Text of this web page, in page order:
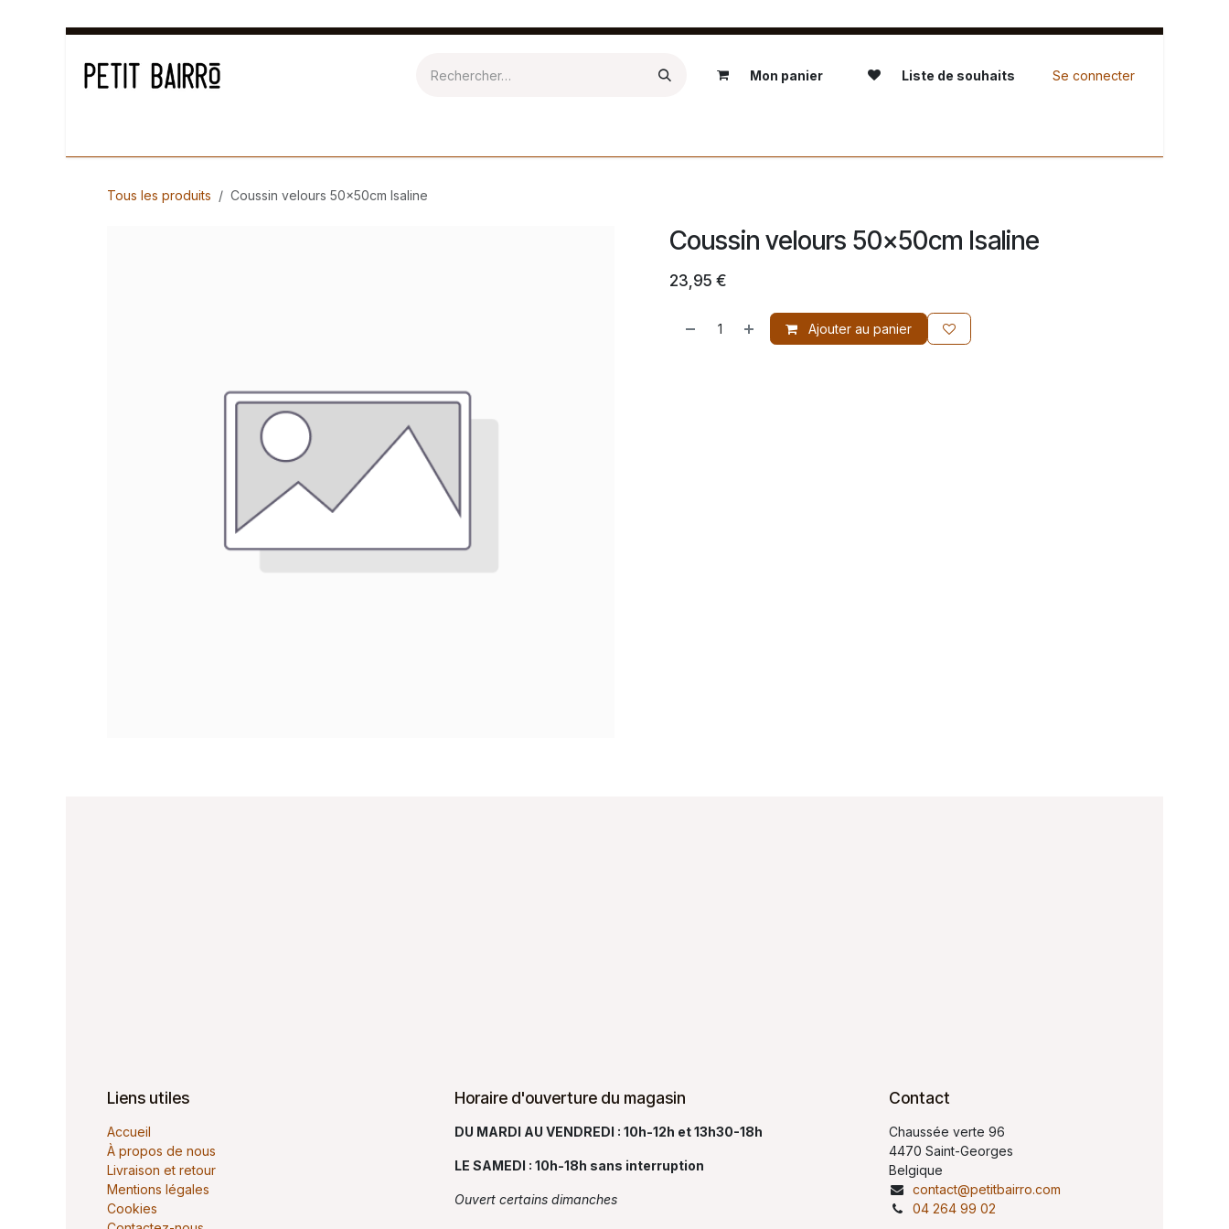
Se rendre au contenu
Mon panier Liste de souhaits Se connecter
Tous les produits Coussin velours 50x50cm Isaline
Coussin velours 50x50cm Isaline
23,95 €
Ajouter au panier
Liens utiles
Accueil
À propos de nous
Livraison et retour
Mentions légales
Cookies
Horaire d'ouverture du magasin
DU MARDI AU VENDREDI : 10h-12h et 13h30-18h
LE SAMEDI : 10h-18h sans interruption
Ouvert certains dimanches
Contact
Chaussée verte 96
4470 Saint-Georges
Belgique
contact@petitbairro.com
04 264 99 02